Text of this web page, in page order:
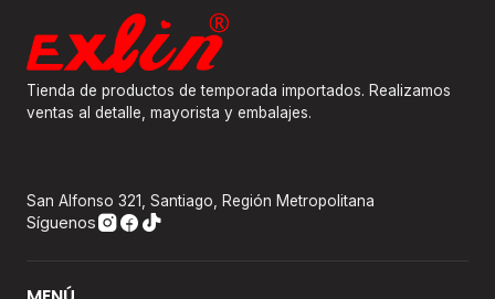
Tienda de productos de temporada importados. Realizamos
ventas al detalle, mayorista y embalajes.
San Alfonso 321, Santiago, Región Metropolitana
Síguenos